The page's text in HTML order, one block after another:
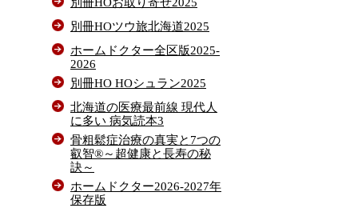
別冊HOツウ旅北海道2025
ホームドクター全区版2025-
2026
別冊HO HOシュラン2025
北海道の医療最前線 現代人
に多い 病気読本3
骨粗鬆症治療の真実と7つの
叡智®～超健康と長寿の秘
訣～
ホームドクター2026-2027年
保存版